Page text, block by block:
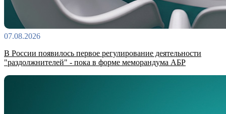
07.08.2026
В России появилось первое регулирование деятельности
"раздолжнителей" - пока в форме меморандума АБР